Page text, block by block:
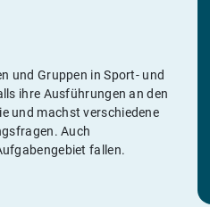
und Gruppen in Sport- und
ihre Ausführungen an den
und machst verschiedene
Auch
fallen.